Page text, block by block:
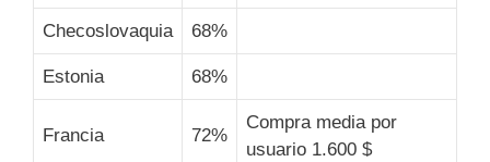
Checoslovaquia 68%
Estonia 68%
Francia 72%
Compra media por
usuario 1.600 $